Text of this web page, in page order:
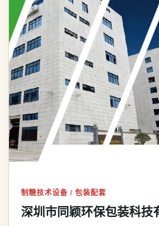
制糖技术设备 / 包装配套
深圳市同颖环保包装科技